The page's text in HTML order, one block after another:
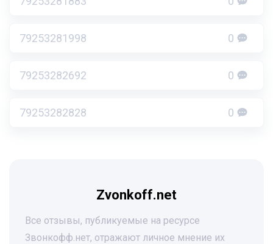
79253281998 0
79253282692 0
79253282828 0
Zvonkoff.net
Все отзывы, публикуемые на ресурсе
Звонкофф.нет, отражают личное мнение их